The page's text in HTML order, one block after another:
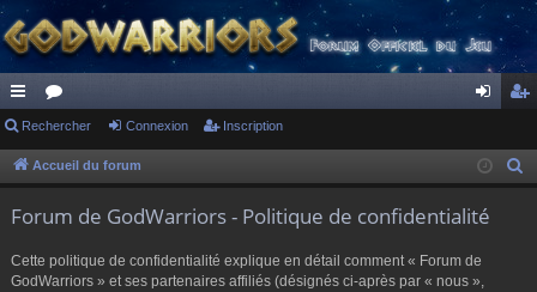
ac
co
s
or
u ne cri
Rechercher Connexion Inscription
Accueil du forum
Forum de GodWarriors - Politique de confidentialité
Cette politique de confidentialité explique en détail comment « Forum de
GodWarriors » et ses partenaires affiliés (désignés ci-après par « nous »,